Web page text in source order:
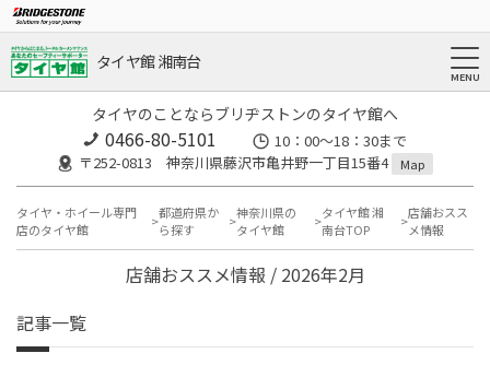
タイヤ館 湘南台
タイヤのことならブリヂストンのタイヤ館へ
0466-80-5101
10：00～18：30まで
〒252-0813 神奈川県藤沢市亀井野一丁目15番4
Map
タイヤ・ホイール専門
店のタイヤ館
都道府県か
ら探す
神奈川県の
タイヤ館
タイヤ館 湘
南台TOP
店舗おスス
メ情報
店舗おススメ情報 / 2026年2月
記事一覧